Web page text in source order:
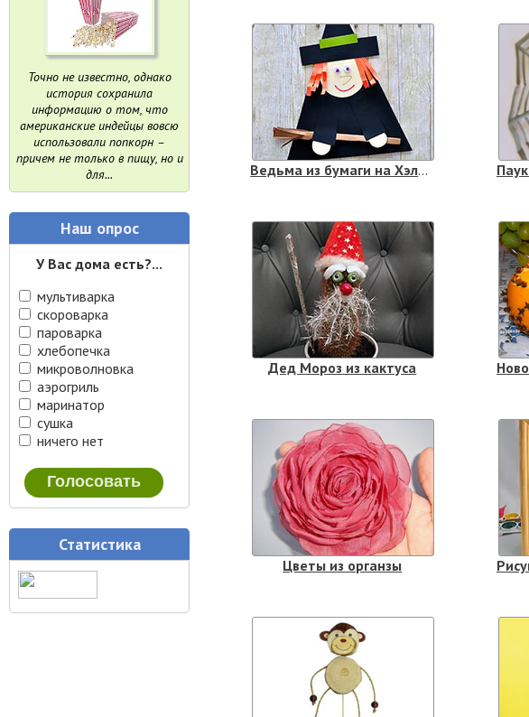
Точно не известно, однако
история сохранила
информацию о том, что
американские индейцы вовсю
использовали попкорн –
причем не только в пищу, но и
для...
Наш опрос
У Вас дома есть?...
мультиварка
скороварка
пароварка
хлебопечка
микроволновка
аэрогриль
маринатор
сушка
ничего нет
Статистика
Ведьма из бумаги на Хэллоуин
Дед Мороз из кактуса
Цветы из органзы